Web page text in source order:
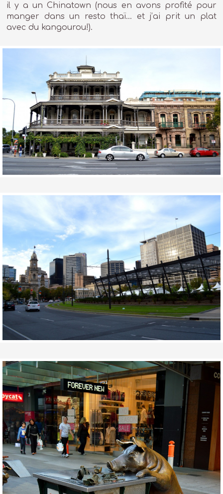
il y a un Chinatown (nous en avons profité pour
manger dans un resto thaï… et j’ai prit un plat
avec du kangourou!).